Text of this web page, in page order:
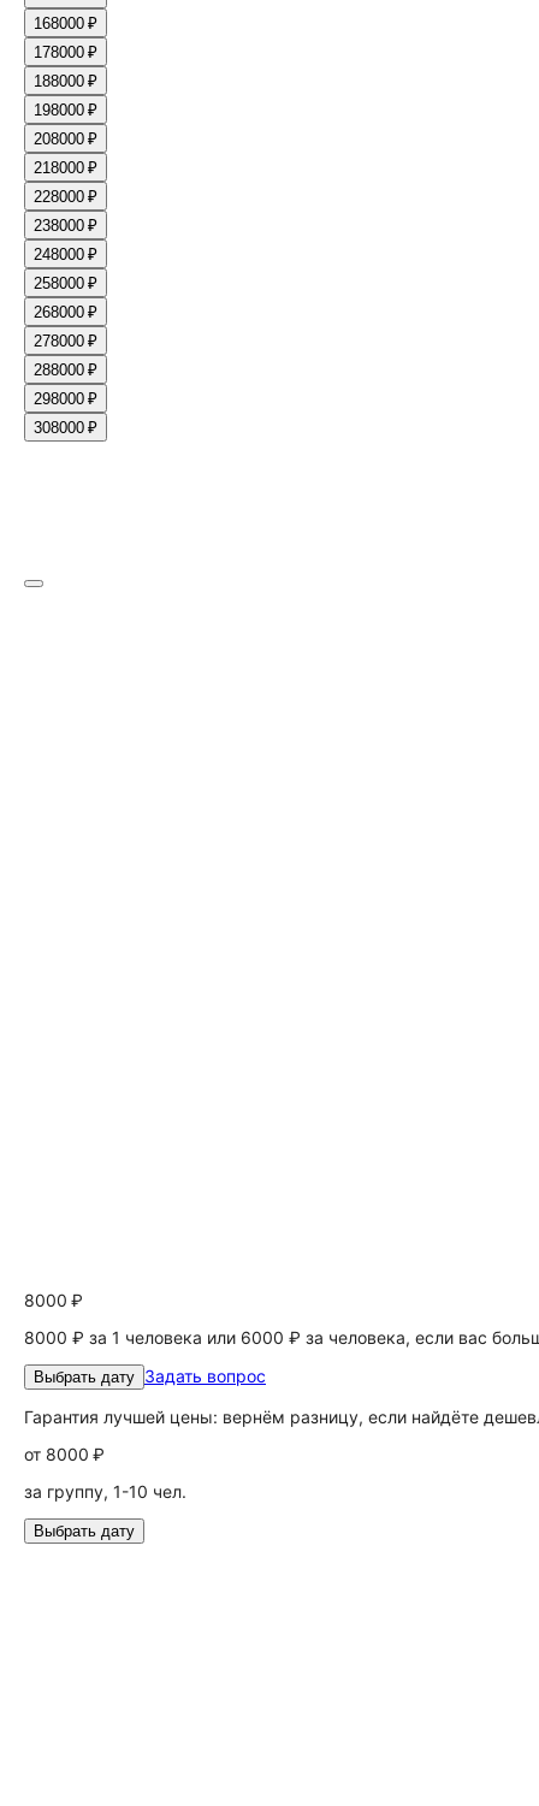
168000 ₽
178000 ₽
188000 ₽
198000 ₽
208000 ₽
218000 ₽
228000 ₽
238000 ₽
248000 ₽
258000 ₽
268000 ₽
278000 ₽
288000 ₽
298000 ₽
308000 ₽
8000 ₽
8000 ₽ за 1 человека или 6000 ₽ за человека, если вас
Выбрать дату Задать вопрос
Гарантия лучшей цены: вернём разницу, если найдёте
от 8000 ₽
за группу, 1-10 чел.
Выбрать дату